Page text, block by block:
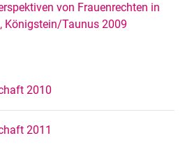
von Frauenrechten in
Königstein/Taunus 2009
2010
2011